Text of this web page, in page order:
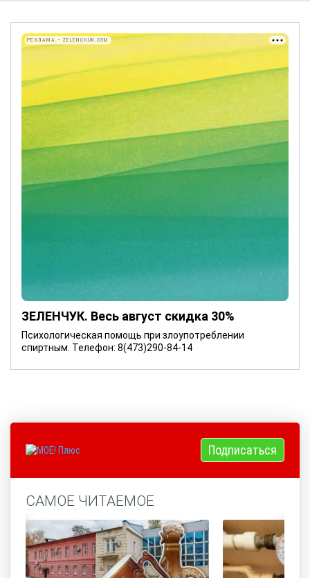
ЗЕЛЕНЧУК. Весь август скидка 30%
Психологическая помощь при злоупотреблении
спиртным. Телефон: 8(473)290-84-14
РЕКЛАМА • ZELENCHUK.COM
Подписаться
САМОЕ ЧИТАЕМОЕ